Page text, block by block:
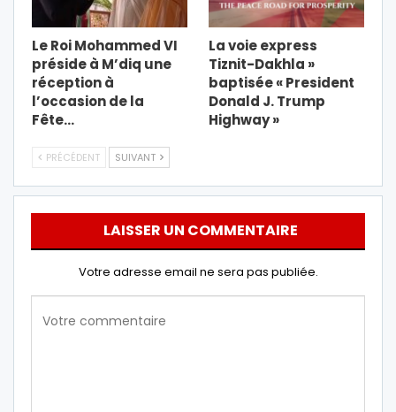
Le Roi Mohammed VI
préside à M’diq une
réception à
l’occasion de la
Fête…
La voie express
Tiznit-Dakhla »
baptisée « President
Donald J. Trump
Highway »
PRÉCÉDENT SUIVANT
LAISSER UN COMMENTAIRE
Votre adresse email ne sera pas publiée.